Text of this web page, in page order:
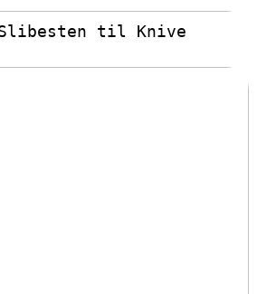
til Knive